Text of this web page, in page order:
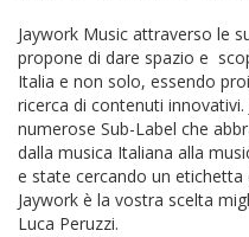
Jaywork Music attraverso le
propone di dare spazio e
Italia e non solo, essendo
ricerca di contenuti
numerose Sub-Label che
dalla musica Italiana alla
e state cercando un
Jaywork è la vostra scelta
Luca Peruzzi.